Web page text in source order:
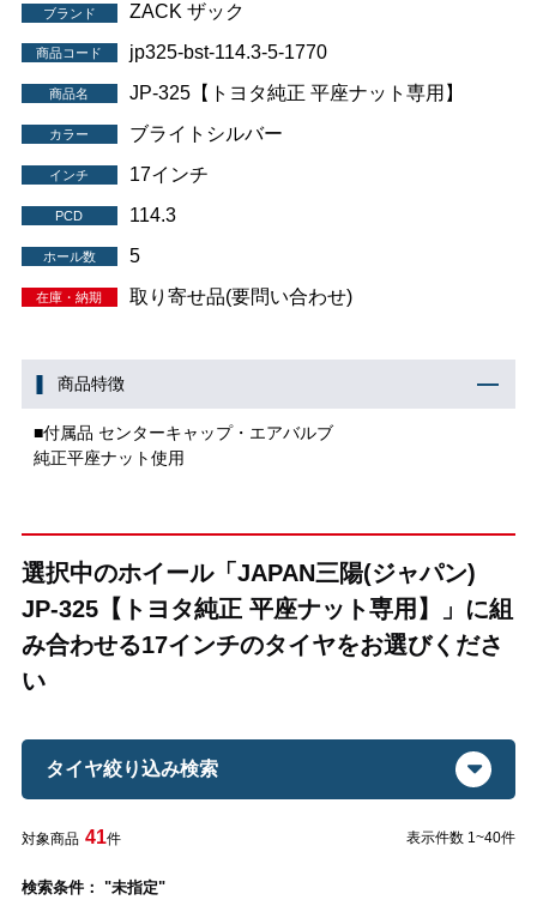
ブランド ZACK ザック
商品コード jp325-bst-114.3-5-1770
商品名 JP-325【トヨタ純正 平座ナット専用】
カラー ブライトシルバー
インチ 17インチ
PCD 114.3
ホール数 5
在庫・納期 取り寄せ品(要問い合わせ)
商品特徴
■付属品 センターキャップ・エアバルブ
純正平座ナット使用
選択中のホイール「JAPAN三陽(ジャパン)
JP-325【トヨタ純正 平座ナット専用】」に組
み合わせる17インチのタイヤをお選びくださ
い
タイヤ絞り込み検索
対象商品 41件 表示件数 1~40件
検索条件： "未指定"